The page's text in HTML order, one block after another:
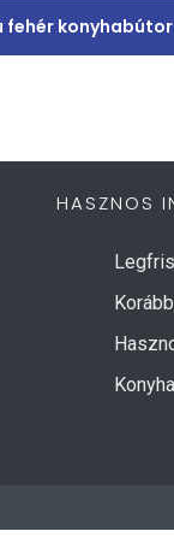
fehér
HASZNOS